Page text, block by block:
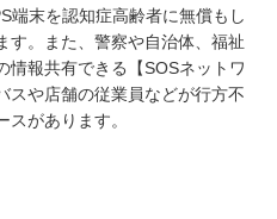
端末を認知症高齢者に無償もし
す。また、警察や自治体、福祉
情報共有できる【SOSネットワ
スや店舗の従業員などが行方不
があります。